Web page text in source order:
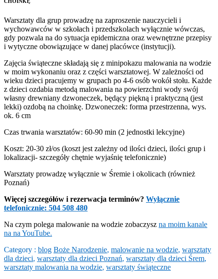
CHOINKĘ
Warsztaty dla grup prowadzę na zaproszenie nauczycieli i
wychowawców w szkołach i przedszkolach wyłącznie wówczas,
gdy pozwala na do sytuacja epidemiczna oraz wewnętrzne przepisy
i wytyczne obowiązujące w danej placówce (instytucji).
Zajęcia świąteczne składają się z minipokazu malowania na wodzie
w moim wykonaniu oraz z części warsztatowej. W zależności od
wieku dzieci pracujemy w grupach po 4-6 osób wokół stołu. Każde
z dzieci ozdabia metodą malowania na powierzchni wody swój
własny drewniany dzwoneczek, będący piękną i praktyczną (jest
lekki) ozdobą na choinkę. Dzwoneczek: forma przestrzenna, wys.
ok. 6 cm
Czas trwania warsztatów: 60-90 min (2 jednostki lekcyjne)
Koszt: 20-30 zł/os (koszt jest zależny od ilości dzieci, ilości grup i
lokalizacji- szczegóły chętnie wyjaśnię telefonicznie)
Warsztaty prowadzę wyłącznie w Śremie i okolicach (również
Poznań)
Więcej szczegółów i rezerwacja terminów? Wyłącznie
telefonicznie: 504 508 480
Na czym polega malowanie na wodzie zobaczysz na moim kanale
na na YouTube.
Category : blog Boże Narodzenie, malowanie na wodzie, warsztaty
dla dzieci, warsztaty dla dzieci Poznań, warsztaty dla dzieci Śrem,
warsztaty malowania na wodzie, warsztaty świąteczne